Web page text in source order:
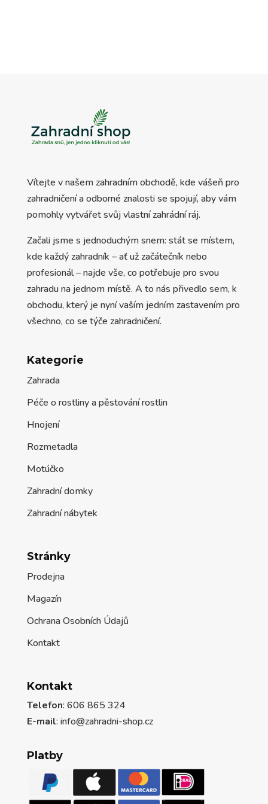
Vítejte v našem zahradním obchodě, kde vášeň pro
zahradničení a odborné znalosti se spojují, aby vám
pomohly vytvářet svůj vlastní zahrádní ráj.
Začali jsme s jednoduchým snem: stát se místem,
kde každý zahradník – ať už začátečník nebo
profesionál – najde vše, co potřebuje pro svou
zahradu na jednom místě. A to nás přivedlo sem, k
obchodu, který je nyní vaším jedním zastavením pro
všechno, co se týče zahradničení.
Kategorie
Zahrada
Péče o rostliny a pěstování rostlin
Hnojení
Rozmetadla
Motúčko
Zahradní domky
Zahradní nábytek
Stránky
Prodejna
Magazín
Ochrana Osobních Údajů
Kontakt
Kontakt
Telefon: 606 865 324
E-mail: info@zahradni-shop.cz
Platby